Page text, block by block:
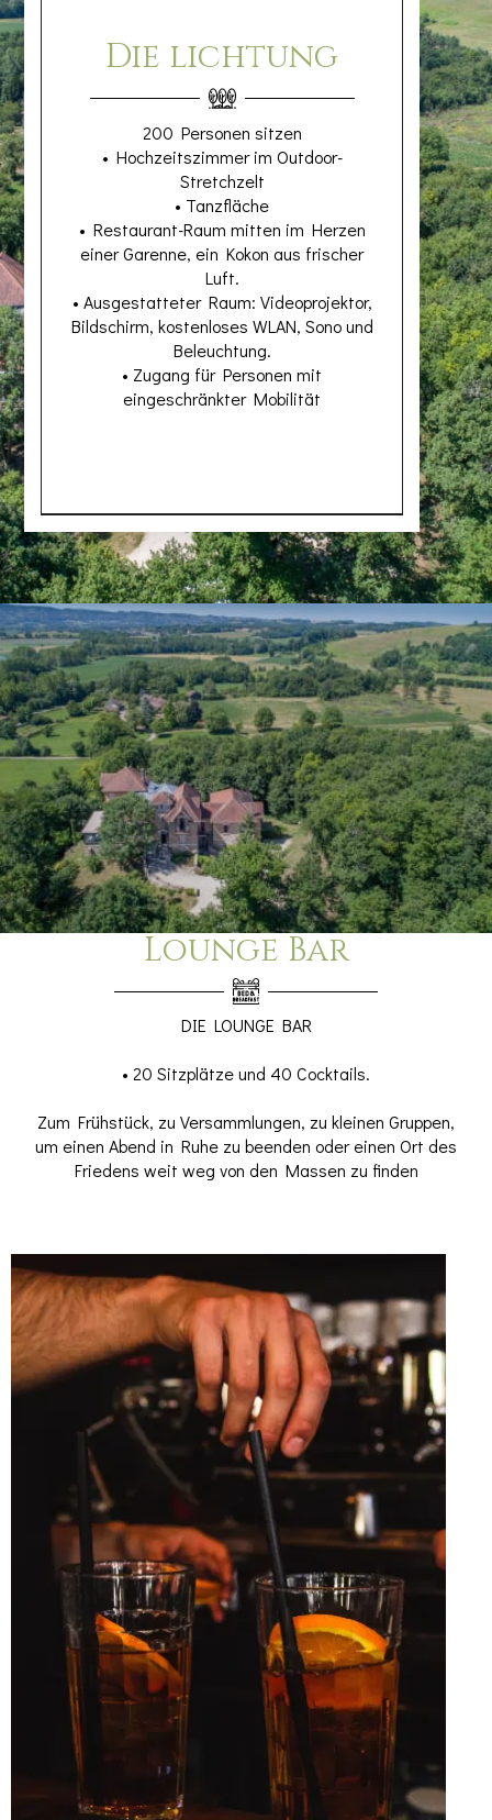
Die lichtung
200 Personen sitzen
• Hochzeitszimmer im Outdoor-
Stretchzelt
• Tanzfläche
• Restaurant-Raum mitten im Herzen
einer Garenne, ein Kokon aus frischer
Luft.
• Ausgestatteter Raum: Videoprojektor,
Bildschirm, kostenloses WLAN, Sono und
Beleuchtung.
• Zugang für Personen mit
eingeschränkter Mobilität
Lounge Bar
DIE LOUNGE BAR
• 20 Sitzplätze und 40 Cocktails.
Zum Frühstück, zu Versammlungen, zu kleinen Gruppen,
um einen Abend in Ruhe zu beenden oder einen Ort des
Friedens weit weg von den Massen zu finden